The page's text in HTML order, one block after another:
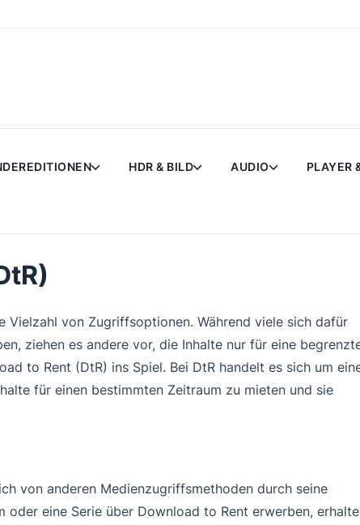
HDR & BILD AUDIO PLAYER
Vielzahl von Zugriffsoptionen. Während viele sich dafür
ziehen es andere vor, die Inhalte nur für eine
to Rent (DtR) ins Spiel. Bei DtR handelt es sich um
für einen bestimmten Zeitraum zu mieten und sie
von anderen Medienzugriffsmethoden durch seine
oder eine Serie über Download to Rent erwerben,